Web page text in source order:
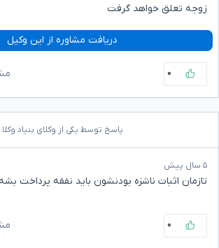
زوجه تعلق خواهد گرفت
دریافت مشاوره از این وکیل
۰
پاسخ توسط یکی از وکلای بنیاد وکلا
۵ سال پیش
تازمان اثبات ناشزه بودنشون باید نفقه پرداخت بشه
۰